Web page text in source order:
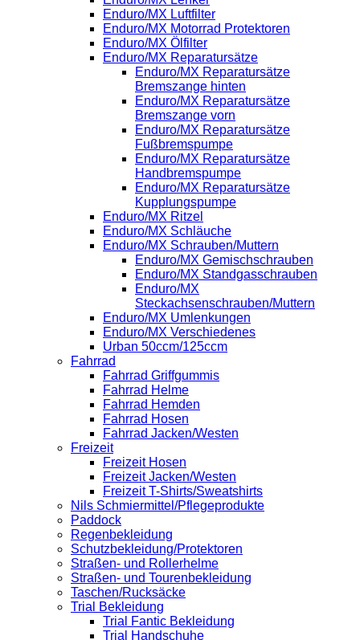
Enduro/MX Luftfilter
Enduro/MX Motorrad Protektoren
Enduro/MX Ölfilter
Enduro/MX Reparatursätze
Enduro/MX Reparatursätze
Bremszange hinten
Enduro/MX Reparatursätze
Bremszange vorn
Enduro/MX Reparatursätze
Fußbremspumpe
Enduro/MX Reparatursätze
Handbremspumpe
Enduro/MX Reparatursätze
Kupplungspumpe
Enduro/MX Ritzel
Enduro/MX Schläuche
Enduro/MX Schrauben/Muttern
Enduro/MX Gemischschrauben
Enduro/MX Standgasschrauben
Enduro/MX
Steckachsenschrauben/Muttern
Enduro/MX Umlenkungen
Enduro/MX Verschiedenes
Urban 50ccm/125ccm
Fahrrad
Fahrrad Griffgummis
Fahrrad Helme
Fahrrad Hemden
Fahrrad Hosen
Fahrrad Jacken/Westen
Freizeit
Freizeit Hosen
Freizeit Jacken/Westen
Freizeit T-Shirts/Sweatshirts
Nils Schmiermittel/Pflegeprodukte
Paddock
Regenbekleidung
Schutzbekleidung/Protektoren
Straßen- und Rollerhelme
Straßen- und Tourenbekleidung
Taschen/Rucksäcke
Trial Bekleidung
Trial Fantic Bekleidung
Trial Handschuhe